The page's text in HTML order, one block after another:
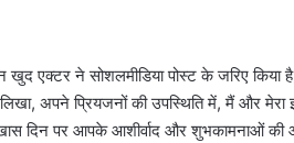
खुद एक्टर ने सोशलमीडिया पोस्ट के जरिए किया
अपने प्रियजनों की उपस्थिति में, मैं और मेरा
दिन पर आपके आशीर्वाद और शुभकामनाओं की